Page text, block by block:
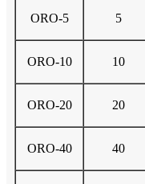
ORO-5 5
ORO-10 10
ORO-20 20
ORO-40 40